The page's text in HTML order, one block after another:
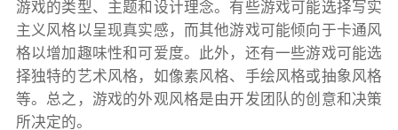
游戏的类型、主题和设计理念。有些游戏可能选择写实
主义风格以呈现真实感，而其他游戏可能倾向于卡通风
格以增加趣味性和可爱度。此外，还有一些游戏可能选
择独特的艺术风格，如像素风格、手绘风格或抽象风格
等。总之，游戏的外观风格是由开发团队的创意和决策
所决定的。